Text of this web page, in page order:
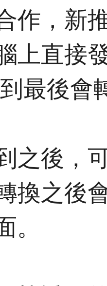
作，新
上直接
最後會
之後，
換之後
。